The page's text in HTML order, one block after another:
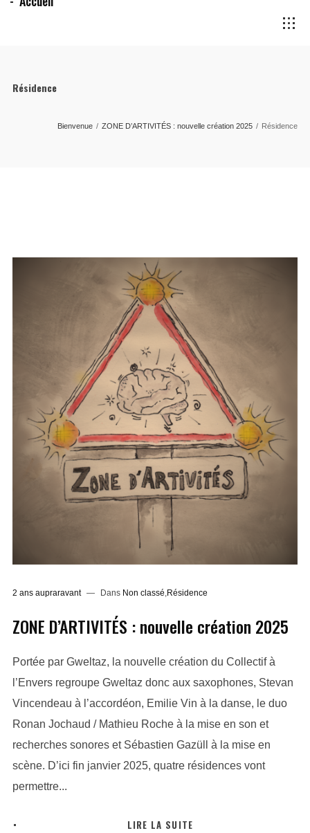
Résidence
Bienvenue / ZONE D’ARTIVITÉS : nouvelle création 2025 / Résidence
2 ans aupraravant Dans Non classé,Résidence
ZONE D’ARTIVITÉS : nouvelle création 2025
Portée par Gweltaz, la nouvelle création du Collectif à
l’Envers regroupe Gweltaz donc aux saxophones, Stevan
Vincendeau à l’accordéon, Emilie Vin à la danse, le duo
Ronan Jochaud / Mathieu Roche à la mise en son et
recherches sonores et Sébastien Gazüll à la mise en
scène. D’ici fin janvier 2025, quatre résidences vont
permettre...
LIRE LA SUITE